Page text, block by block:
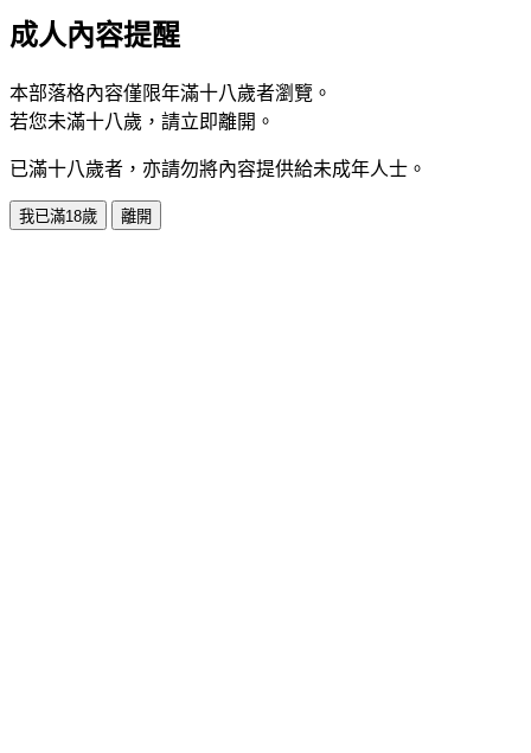
成人內容提醒
本部落格內容僅限年滿十八歲者瀏覽。
若您未滿十八歲，請立即離開。
已滿十八歲者，亦請勿將內容提供給未成年人士。
我已滿18歲 離開